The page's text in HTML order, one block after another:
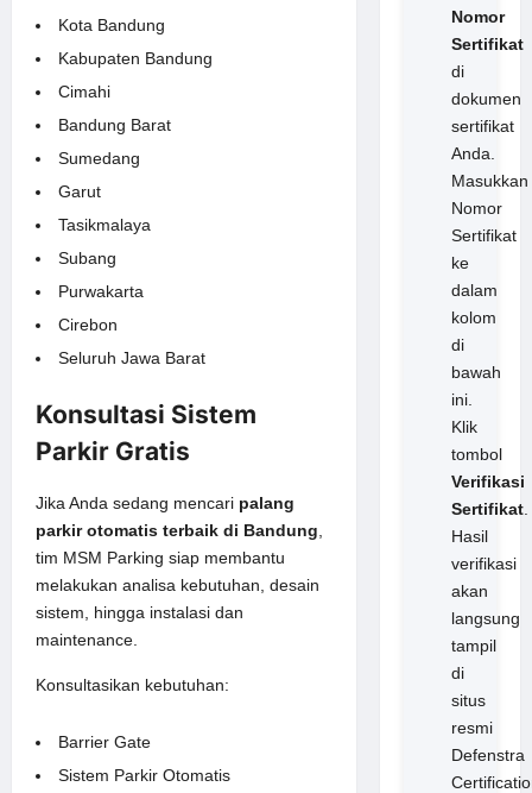
Kota Bandung
Kabupaten Bandung
Cimahi
Bandung Barat
Sumedang
Garut
Tasikmalaya
Subang
Purwakarta
Cirebon
Seluruh Jawa Barat
Konsultasi Sistem
Parkir Gratis
Jika Anda sedang mencari palang
parkir otomatis terbaik di Bandung
tim MSM Parking siap membantu
melakukan analisa kebutuhan, desain
sistem, hingga instalasi dan
maintenance.
Konsultasikan kebutuhan:
Barrier Gate
Sistem Parkir Otomatis
Nomor
Sertifikat
di
dokumen
sertifikat
Anda.
Masukkan
Nomor
Sertifikat
ke
dalam
kolom
di
bawah
ini.
Klik
tombol
Verifikasi
Sertifikat.
Hasil
verifikasi
akan
langsung
tampil
di
situs
resmi
Defenstra